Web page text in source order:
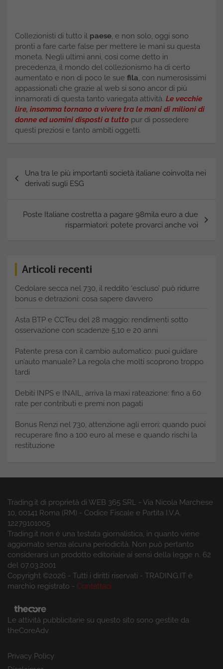
Collezionisti di tutto il paese, e non solo, oggi sono
pronti a fare carte false per mettere le mani su questa
moneta. Negli ultimi anni, cosi come detto in
precedenza, il mondo del collezionismo ha di certo
aumentato e non di poco le sue fila, con numerosissimi
appassionati che grazie al web si sono ancor di più
innamorati di questa tanto variegata attività. Le vecchie
lire, insomma tornano a vivere tra le mani di milioni di
donne ed uomini disposti a tutto pur di possedere
questi preziosi e tanto ambiti oggetti.
articoli
Una tra le più importanti società italiane coinvolta nei
derivati sugli ESG
Poste Italiane costretta a pagare 98mila euro a due
risparmiatori: potete provarci anche voi
Articoli recenti
Cedolare secca nel 730, il reddito ‘escluso’ può ridurre
bonus e detrazioni: cosa sapere davvero
Asta BTP e CCTeu del 28 maggio: rendimenti sotto
osservazione con scadenze 5,10 e 20 anni
Patente presa con il cambio automatico: puoi guidare
un’auto manuale? La regola che molti scoprono troppo
tardi
Debiti INPS e INAIL, arriva la maxi rateazione: fino a 60
rate per contributi e premi non pagati
Bonus Renzi nel 730, attenzione agli errori: quando puoi
recuperare fino a 100 euro al mese e quando rischi la
restituzione
Trading.it di proprietà di WEB 365 SRL - Via Nicola Marchese
10, 00141 Roma (RM) - Codice Fiscale e Partita I.V.A.
12279101005
Trading.it non è una testata giornalistica, in quanto viene
aggiornato senza alcuna periodicità. Non può pertanto
considerarsi un prodotto editoriale ai sensi della legge n. 62
del 07.03.2001
Copyright ©2026 - Tutti i diritti riservati - TRADING.IT è
marchio registrato - Contattaci
Le attività pubblicitarie su questo sito sono gestite da
theCoreAdv
Privacy Policy